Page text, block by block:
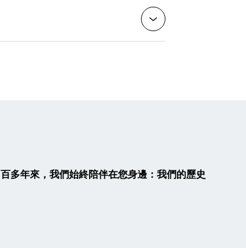
百多年來，我們始終陪伴在您身邊：我們的歷史